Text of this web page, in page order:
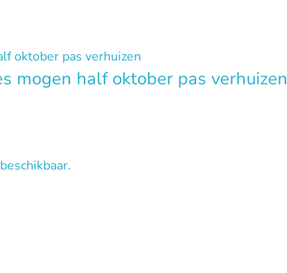
mogen half oktober pas verhuizen